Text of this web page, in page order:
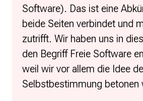
Software). Das ist eine
beide Seiten verbindet und
zutrifft. Wir haben uns in
den Begriff Freie Software
weil wir vor allem die Idee
Selbstbestimmung betonen